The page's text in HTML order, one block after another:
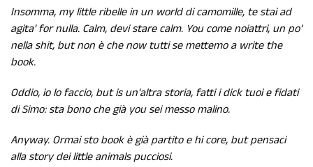
Insomma, my little ribelle in un world di camomille, te stai ad
agita' for nulla. Calm, devi stare calm. You come noiattri, un po'
nella shit, but non è che now tutti se mettemo a write the
book.
Oddio, io lo faccio, but is un'altra storia, fatti i dick tuoi e fidati
di Simo: sta bono che già you sei messo malino.
Anyway. Ormai sto book è già partito e hi core, but pensaci
alla story dei little animals pucciosi.